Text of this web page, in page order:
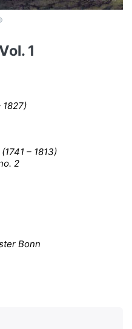
1
1827)
– 1813)
2
Bonn